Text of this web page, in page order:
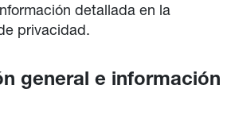
detallada en la
privacidad.
general e información